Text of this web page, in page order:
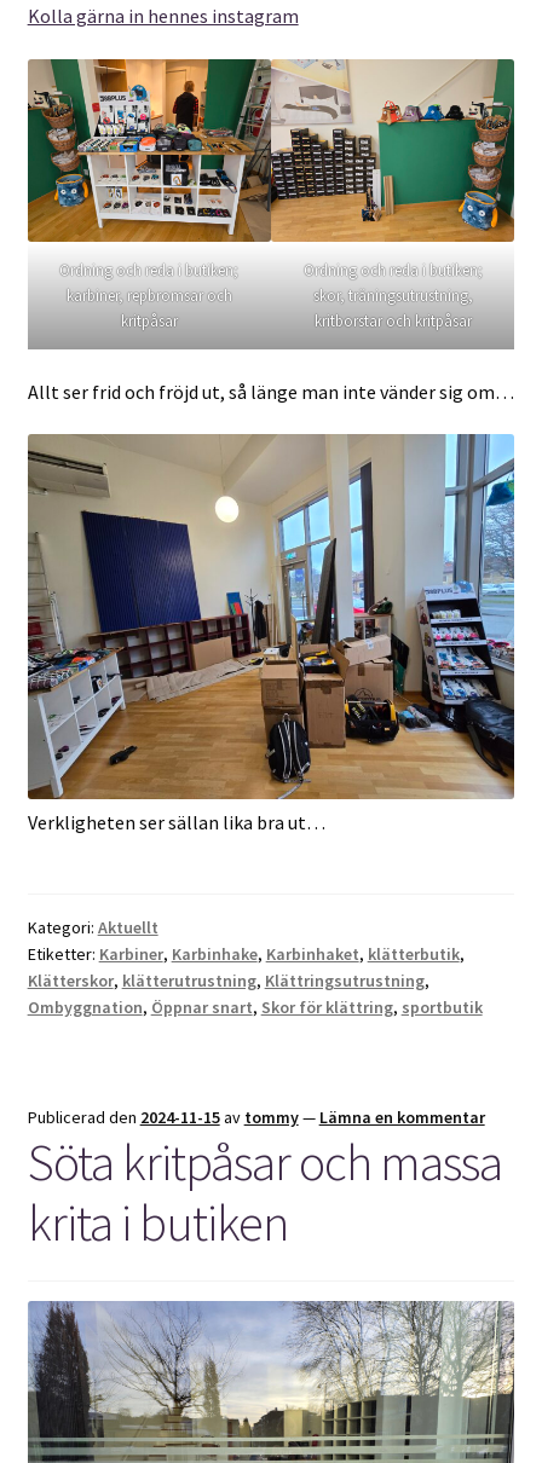
Kolla gärna in hennes instagram
Ordning och reda i butiken;
karbiner, repbromsar och
kritpåsar
Ordning och reda i butiken;
skor, träningsutrustning,
kritborstar och kritpåsar
Allt ser frid och fröjd ut, så länge man inte vänder sig om…
Verkligheten ser sällan lika bra ut…
Kategori: Aktuellt
Etiketter: Karbiner, Karbinhake, Karbinhaket, klätterbutik,
Klätterskor, klätterutrustning, Klättringsutrustning,
Ombyggnation, Öppnar snart, Skor för klättring, sportbutik
Publicerad den 2024-11-15av tommy— Lämna en kommentar
Söta kritpåsar och massa
krita i butiken